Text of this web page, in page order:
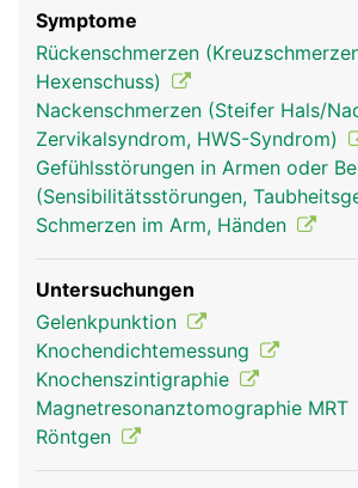
Symptome
Rückenschmerzen
Hexenschuss)
Nackenschmerzen (Steifer Hals/
Zervikalsyndrom, HWS-Syndrom)
Gefühlsstörungen in Armen oder
(Sensibilitätsstörungen,
Schmerzen im Arm, Händen
Untersuchungen
Gelenkpunktion
Knochendichtemessung
Knochenszintigraphie
Magnetresonanztomographie MRT
Röntgen